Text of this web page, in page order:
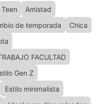
Amistad
de temporada
Chica
FACULTAD
Gen Z
Estilo minimalista